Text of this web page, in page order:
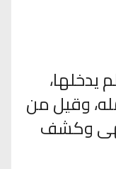
يدخلها،
وقيل من
وكشف